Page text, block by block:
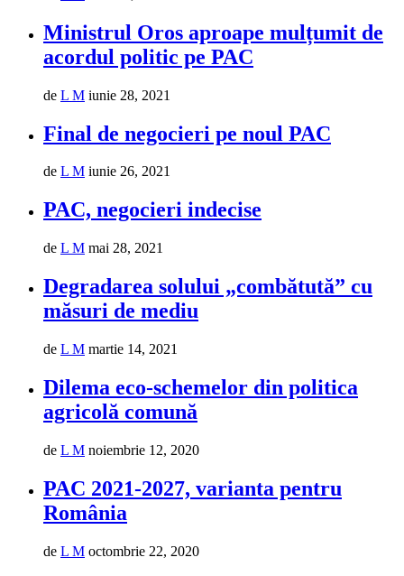
Ministrul Oros aproape mulțumit de
acordul politic pe PAC
de L M iunie 28, 2021
Final de negocieri pe noul PAC
de L M iunie 26, 2021
PAC, negocieri indecise
de L M mai 28, 2021
Degradarea solului „combătută” cu
măsuri de mediu
de L M martie 14, 2021
Dilema eco-schemelor din politica
agricolă comună
de L M noiembrie 12, 2020
PAC 2021-2027, varianta pentru
România
de L M octombrie 22, 2020